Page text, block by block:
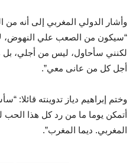
وأشار الدولي المغربي إلى أنه من
“سيكون من الصعب علي النهوض،
لكنني سأحاول، ليس من أجلي،
أجل كل من عانى معي”.
وختم إبراهيم دياز تدوينته
أتمكن يوما ما من رد كل هذا
المغربي. ديما المغرب”.